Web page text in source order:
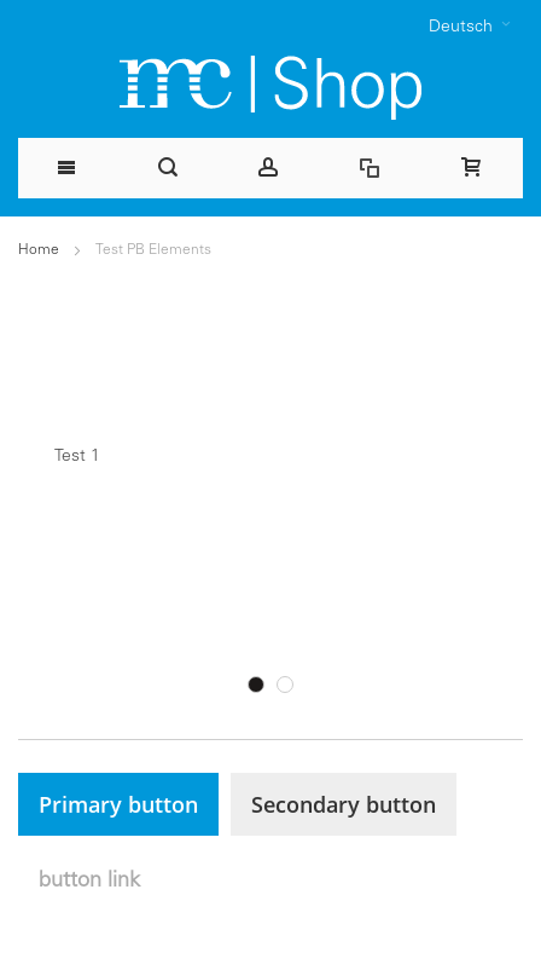
Deutsch
Direkt
Home Test PB Elements
Test 1
Primary button Secondary button
button link